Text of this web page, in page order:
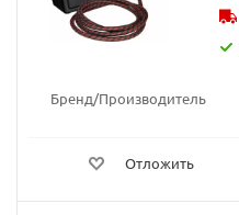
Бренд/Производитель
Отложить